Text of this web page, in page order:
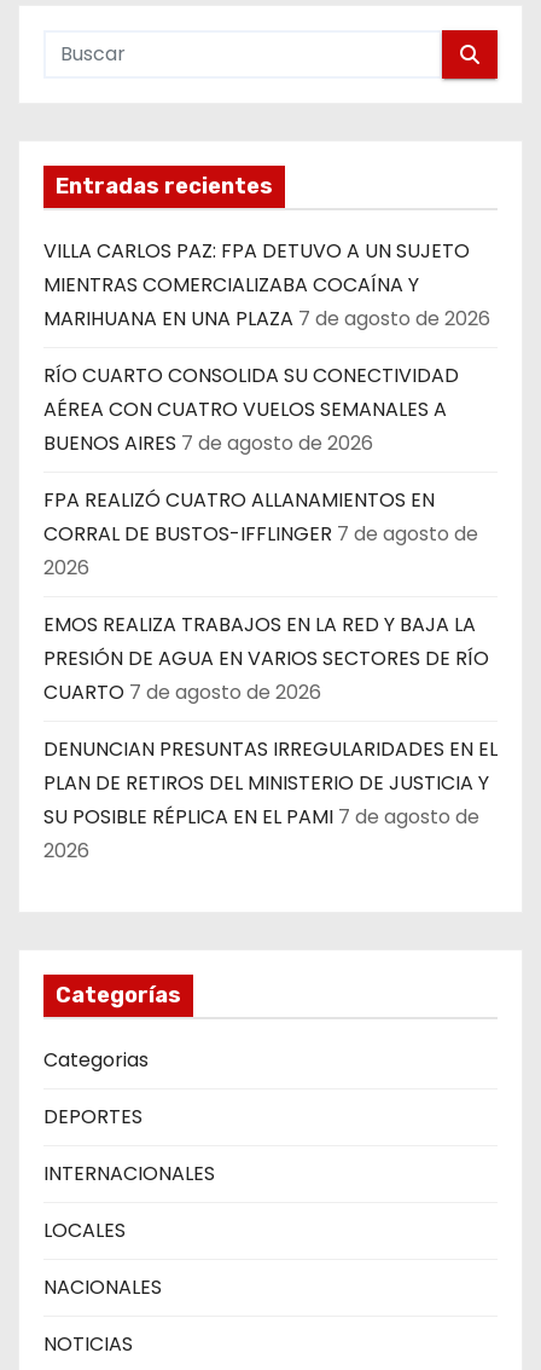
Entradas recientes
VILLA CARLOS PAZ: FPA DETUVO A UN SUJETO
MIENTRAS COMERCIALIZABA COCAÍNA Y
MARIHUANA EN UNA PLAZA 7 de agosto de 2026
RÍO CUARTO CONSOLIDA SU CONECTIVIDAD
AÉREA CON CUATRO VUELOS SEMANALES A
BUENOS AIRES 7 de agosto de 2026
FPA REALIZÓ CUATRO ALLANAMIENTOS EN
CORRAL DE BUSTOS-IFFLINGER 7 de agosto de
2026
EMOS REALIZA TRABAJOS EN LA RED Y BAJA LA
PRESIÓN DE AGUA EN VARIOS SECTORES DE RÍO
CUARTO 7 de agosto de 2026
DENUNCIAN PRESUNTAS IRREGULARIDADES EN EL
PLAN DE RETIROS DEL MINISTERIO DE JUSTICIA Y
SU POSIBLE RÉPLICA EN EL PAMI 7 de agosto de
2026
Categorías
Categorias
DEPORTES
INTERNACIONALES
LOCALES
NACIONALES
NOTICIAS